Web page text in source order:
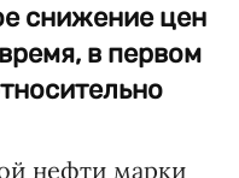
снижение цен
в первом
нефти марки